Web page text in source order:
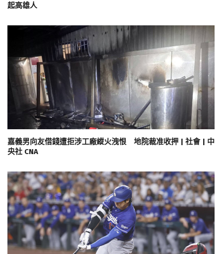
起高雄人
嘉義男向友借錢遭拒涉工廠縱火洩恨 地院裁准收押 | 社會 | 中
央社 CNA